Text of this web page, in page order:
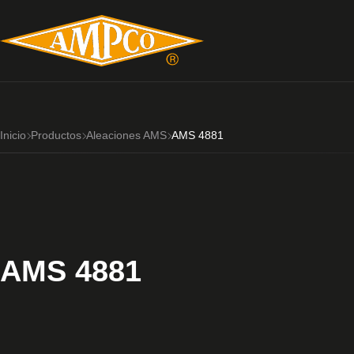
Inicio Productos Aleaciones AMS AMS 4881
AMS 4881